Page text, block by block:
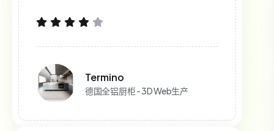
Termino
德国全铝厨柜 - 3D Web生产